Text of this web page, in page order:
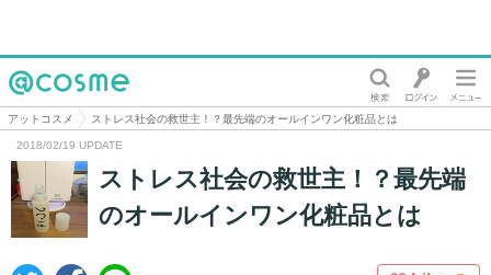
@cosme
アットコスメ ストレス社会の救世主！？最先端のオールインワン化粧品とは
2018/02/19 UPDATE
ストレス社会の救世主！？最先端
のオールインワン化粧品とは